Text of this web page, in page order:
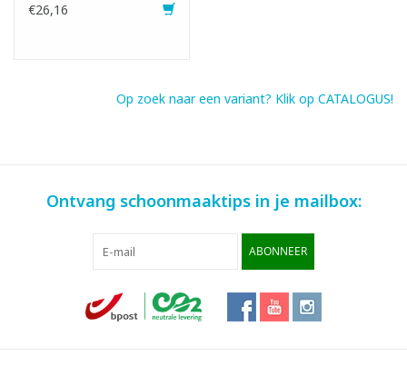
€26,16
Op zoek naar een variant? Klik op CATALOGUS!
Ontvang schoonmaaktips in je mailbox:
ABONNEER